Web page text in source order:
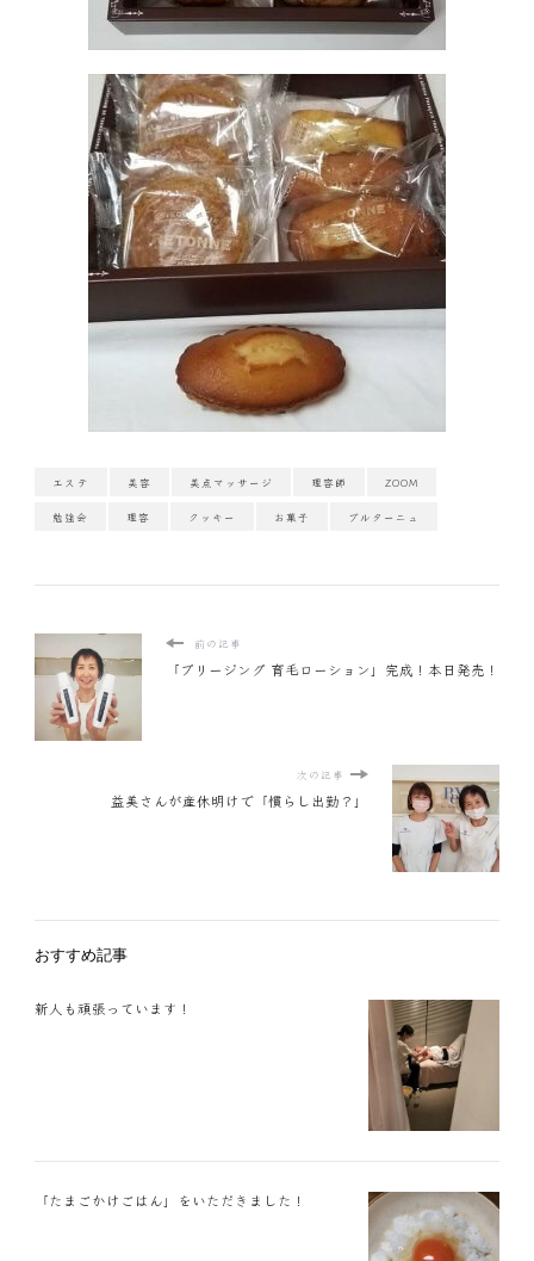
エステ 美容 美点マッサージ 理容師 ZOOM
勉強会 理容 クッキー お菓子 ブルターニュ
前の記事
「ブリージング 育毛ローション」完成！本日発売！
次の記事
益美さんが産休明けで「慣らし出勤？」
おすすめ記事
新人も頑張っています！
「たまごかけごはん」をいただきました！